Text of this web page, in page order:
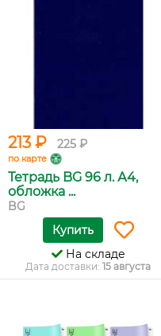
213 ₽ 225 ₽
по карте
Тетрадь BG 96 л. А4,
обложка ...
BG
Купить
На складе
Дата доставки: 15 августа